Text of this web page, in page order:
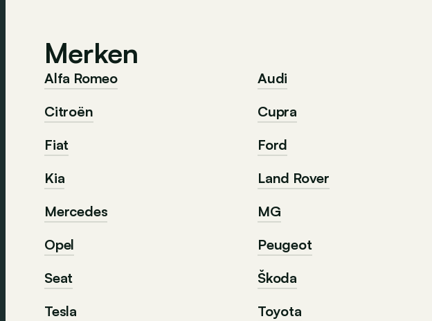
Merken
Alfa Romeo Audi
Citroën
Cupra
Fiat
Ford
Kia
Land Rover
Mercedes
MG
Opel
Peugeot
Seat
Škoda
Tesla
Toyota